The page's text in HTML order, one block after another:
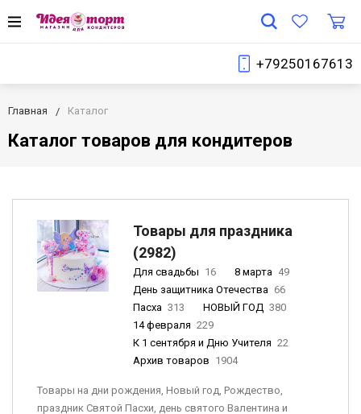
+79250167613
Главная Каталог
Каталог товаров для кондитеров
Товары для праздника
(2982)
Для свадьбы 16 8 марта 49
День защитника Отечества 66
Пасха 313 НОВЫЙ ГОД 380
14 февраля 229
К 1 сентября и Дню Учителя 22
Архив товаров 1904
Товары на дни рождения, Новый год, Рождество,
праздник Святой Пасхи, день святого Валентина и